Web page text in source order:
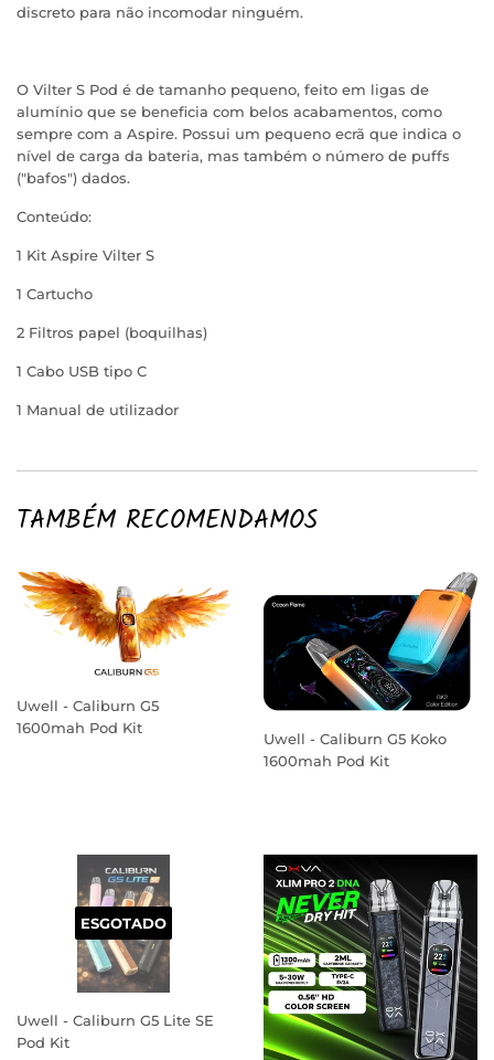
discreto para não incomodar ninguém.
O Vilter S Pod é de tamanho pequeno, feito em ligas de
alumínio que se beneficia com belos acabamentos, como
sempre com a Aspire. Possui um pequeno ecrã que indica o
nível de carga da bateria, mas também o número de puffs
("bafos") dados.
Conteúdo:
1 Kit Aspire Vilter S
1 Cartucho
2 Filtros papel (boquilhas)
1 Cabo USB tipo C
1 Manual de utilizador
TAMBÉM RECOMENDAMOS
Uwell - Caliburn G5
1600mah Pod Kit
Uwell - Caliburn G5 Koko
1600mah Pod Kit
ESGOTADO
Uwell - Caliburn G5 Lite SE
Pod Kit